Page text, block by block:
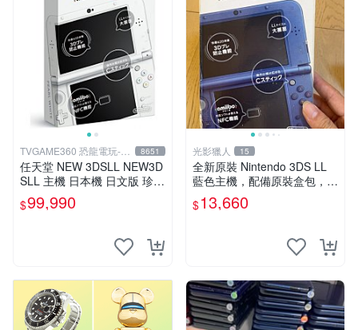
TVGAME360 恐龍電玩-台
中店
8651
任天堂 NEW 3DSLL NEW3D
SLL 主機 日本機 日文版 珍珠
白【台中恐龍電玩】
$99,990
光影獵人 15
全新原裝 Nintendo 3DS LL
藍色主機，配備原裝盒包，螢
幕乾淨如新，按鍵順暢，支援
3D 與 NFC 技術，兼容 amiib
$13,660